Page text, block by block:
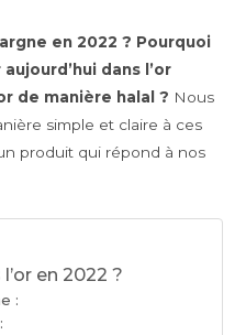
en 2022 ? Pourquoi
dans l’or
de manière halal ? Nous
simple et claire à ces
produit qui répond à nos
en 2022 ?
: